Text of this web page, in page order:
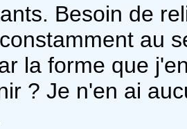
Besoin de
au
la forme que
? Je n'en ai